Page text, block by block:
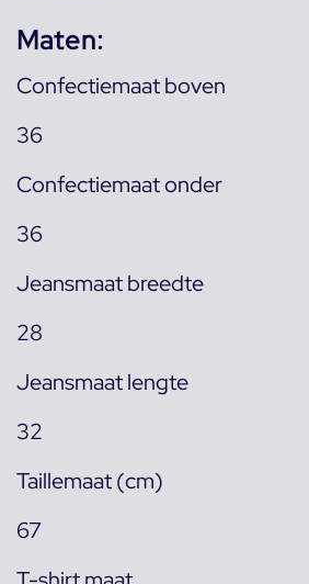
Maten:
Confectiemaat boven
36
Confectiemaat onder
36
Jeansmaat breedte
28
Jeansmaat lengte
32
Taillemaat (cm)
67